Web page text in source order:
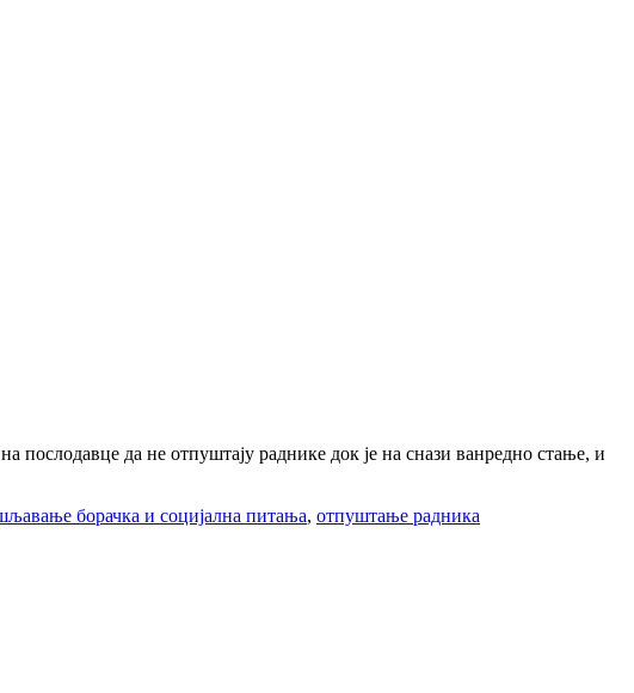
да не отпуштају раднике док је на снази ванредно стање, и
борачка и социјална питања, отпуштање радника